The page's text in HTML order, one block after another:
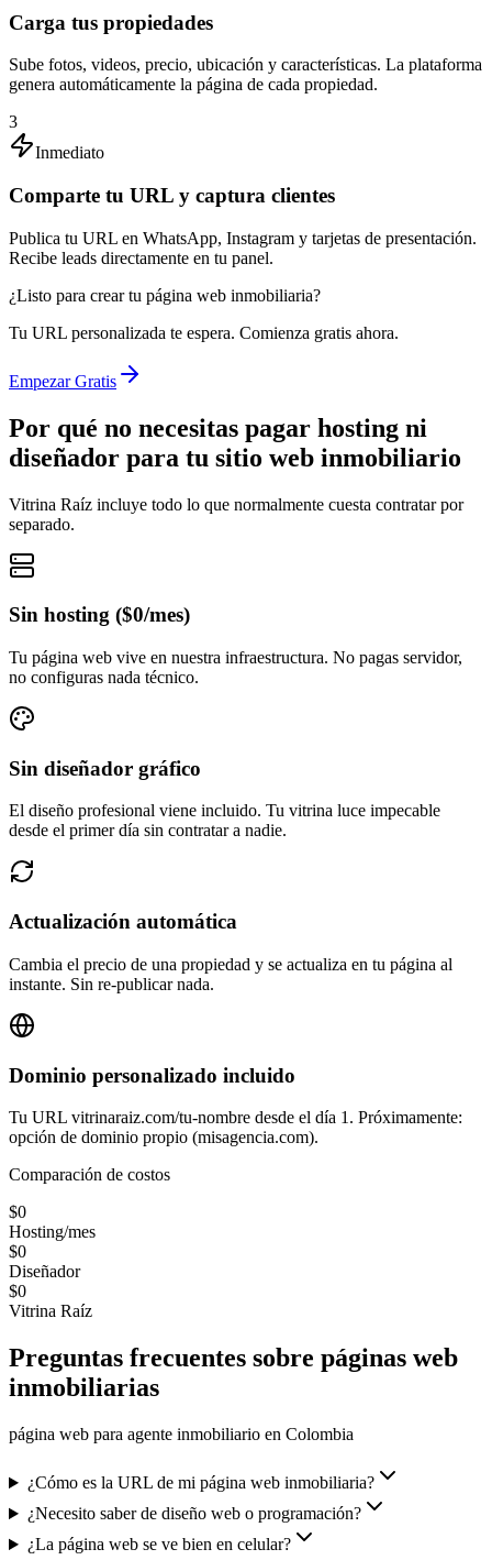
Carga tus propiedades
Sube fotos, videos, precio, ubicación y características. La plataforma
genera automáticamente la página de cada propiedad.
3
Inmediato
Comparte tu URL y captura clientes
Publica tu URL en WhatsApp, Instagram y tarjetas de presentación.
Recibe leads directamente en tu panel.
¿Listo para crear tu página web inmobiliaria?
Tu URL personalizada te espera. Comienza gratis ahora.
Empezar Gratis
Por qué no necesitas pagar hosting ni
diseñador para tu sitio web inmobiliario
Vitrina Raíz incluye todo lo que normalmente cuesta contratar por
separado.
Sin hosting ($0/mes)
Tu página web vive en nuestra infraestructura. No pagas servidor,
no configuras nada técnico.
Sin diseñador gráfico
El diseño profesional viene incluido. Tu vitrina luce impecable
desde el primer día sin contratar a nadie.
Actualización automática
Cambia el precio de una propiedad y se actualiza en tu página al
instante. Sin re-publicar nada.
Dominio personalizado incluido
Tu URL vitrinaraiz.com/tu-nombre desde el día 1. Próximamente:
opción de dominio propio (misagencia.com).
Comparación de costos
$0
Hosting/mes
$0
Diseñador
$0
Vitrina Raíz
Preguntas frecuentes sobre páginas web
inmobiliarias
página web para agente inmobiliario en Colombia
¿Cómo es la URL de mi página web inmobiliaria?
¿Necesito saber de diseño web o programación?
¿La página web se ve bien en celular?